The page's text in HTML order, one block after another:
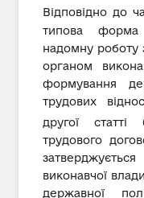
Відповідно до
типова форма
надомну роботу
органом
формування
трудових
другої статті
трудового
виконавчої
державної